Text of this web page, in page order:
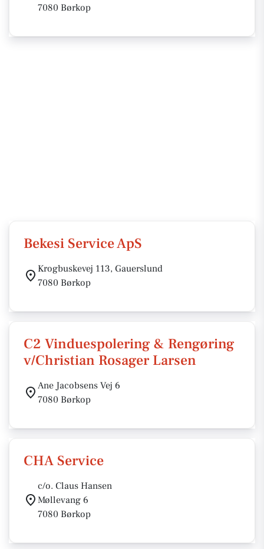
7080 Børkop
Bekesi Service ApS
Krogbuskevej 113, Gauerslund
7080 Børkop
C2 Vinduespolering & Rengøring
v/Christian Rosager Larsen
Ane Jacobsens Vej 6
7080 Børkop
CHA Service
c/o. Claus Hansen
Møllevang 6
7080 Børkop